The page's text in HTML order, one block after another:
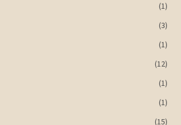
(1)
(3)
(1)
(12)
(1)
(1)
(15)